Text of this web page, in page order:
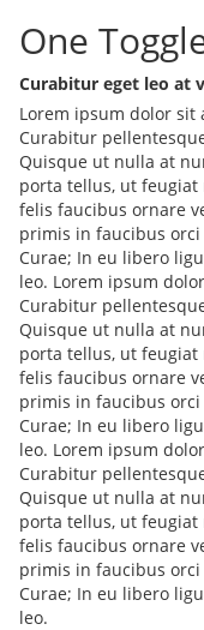
One
Curabitur eget leo at
Lorem ipsum dolor sit
Curabitur
Quisque ut nulla at
porta tellus, ut
felis faucibus ornare
primis in faucibus
Curae; In eu libero
leo. Lorem ipsum
Curabitur
Quisque ut nulla at
porta tellus, ut
felis faucibus ornare
primis in faucibus
Curae; In eu libero
leo. Lorem ipsum
Curabitur
Quisque ut nulla at
porta tellus, ut
felis faucibus ornare
primis in faucibus
Curae; In eu libero
leo.